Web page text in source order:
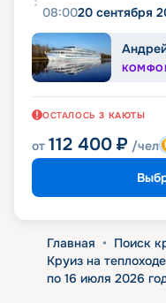
08:0020 сентября
ОСТАЛОСЬ 3 КАЮТЫ
от 112 400 ₽ /чел
Главная • Поиск
Круиз на
по 16 июля 2026